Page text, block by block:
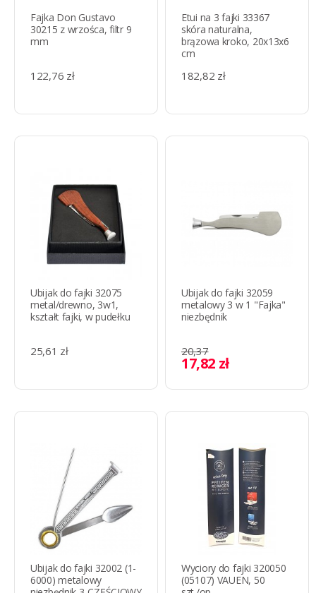
Fajka Don Gustavo
30215 z wrzośca, filtr 9
mm
122,76 zł
Etui na 3 fajki 33367
skóra naturalna,
brązowa kroko, 20x13x6
cm
182,82 zł
Ubijak do fajki 32075
metal/drewno, 3w1,
kształt fajki, w pudełku
25,61 zł
Ubijak do fajki 32059
metalowy 3 w 1 "Fajka"
niezbędnik
20,37
17,82 zł
Ubijak do fajki 32002 (1-
6000) metalowy
Wyciory do fajki 320050
(05107) VAUEN, 50